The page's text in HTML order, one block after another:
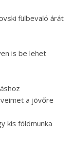
fülbevaló árát
is be lehet
a jövőre
kis földmunka